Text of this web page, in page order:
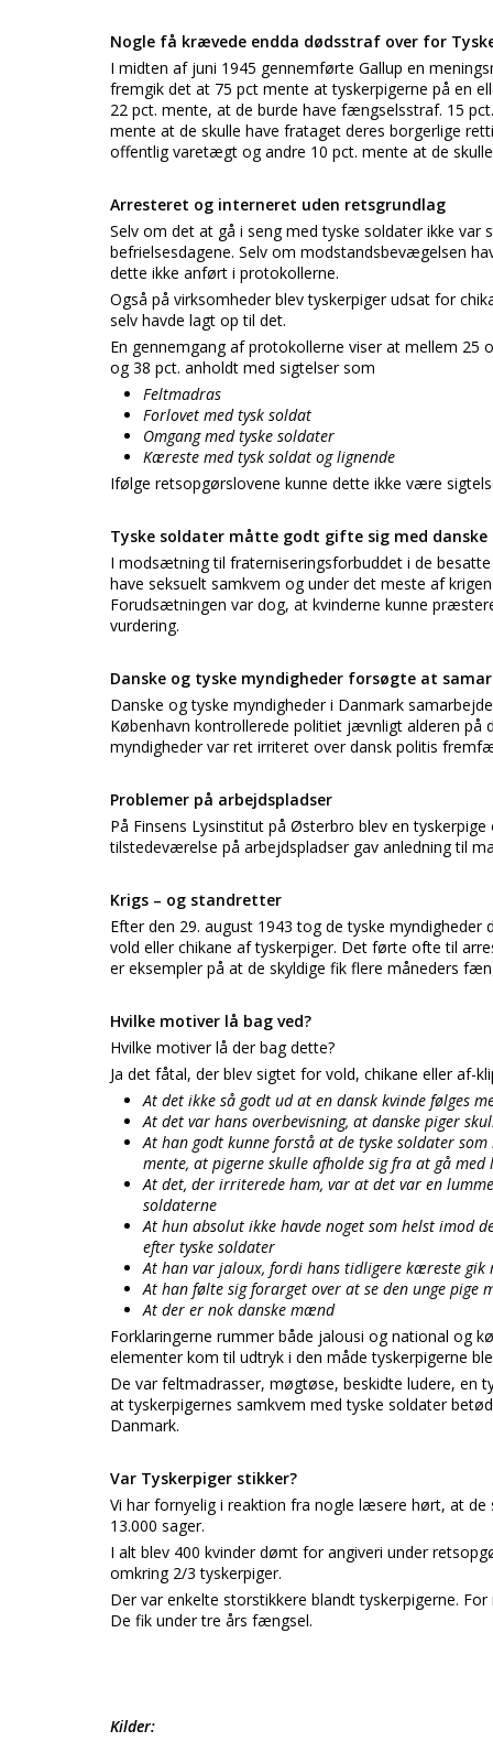
Nogle få krævede endda dødsstraf over for
I midten af juni 1945 gennemførte Gallup en
fremgik det at 75 pct mente at tyskerpigerne på en
22 pct. mente, at de burde have fængselsstraf. 15
mente at de skulle have frataget deres borgerlige
offentlig varetægt og andre 10 pct. mente at de
Arresteret og interneret uden retsgrundlag
Selv om det at gå i seng med tyske soldater ikke
befrielsesdagene. Selv om modstandsbevægelsen
dette ikke anført i protokollerne.
Også på virksomheder blev tyskerpiger udsat for
selv havde lagt op til det.
En gennemgang af protokollerne viser at mellem 25
og 38 pct. anholdt med sigtelser som
Feltmadras
Forlovet med tysk soldat
Omgang med tyske soldater
Kæreste med tysk soldat og lignende
Ifølge retsopgørslovene kunne dette ikke være
Tyske soldater måtte godt gifte sig med danske
I modsætning til fraterniseringsforbuddet i de
have seksuelt samkvem og under det meste af
Forudsætningen var dog, at kvinderne kunne
vurdering.
Danske og tyske myndigheder forsøgte at
Danske og tyske myndigheder i Danmark
København kontrollerede politiet jævnligt alderen
myndigheder var ret irriteret over dansk politis
Problemer på arbejdspladser
På Finsens Lysinstitut på Østerbro blev en
tilstedeværelse på arbejdspladser gav anledning til
Krigs – og standretter
Efter den 29. august 1943 tog de tyske
vold eller chikane af tyskerpiger. Det førte ofte til
er eksempler på at de skyldige fik flere måneders
Hvilke motiver lå bag ved?
Hvilke motiver lå der bag dette?
Ja det fåtal, der blev sigtet for vold, chikane eller af-
At det ikke så godt ud at en dansk kvinde følges
At det var hans overbevisning, at danske piger
At han godt kunne forstå at de tyske soldater
mente, at pigerne skulle afholde sig fra at gå med
At det, der irriterede ham, var at det var en
soldaterne
At hun absolut ikke havde noget som helst imod
efter tyske soldater
At han var jaloux, fordi hans tidligere kæreste gik
At han følte sig forarget over at se den unge pige
At der er nok danske mænd
Forklaringerne rummer både jalousi og national og
elementer kom til udtryk i den måde tyskerpigerne
De var feltmadrasser, møgtøse, beskidte ludere, en
at tyskerpigernes samkvem med tyske soldater
Danmark.
Var Tyskerpiger stikker?
Vi har fornyelig i reaktion fra nogle læsere hørt, at
13.000 sager.
I alt blev 400 kvinder dømt for angiveri under
omkring 2/3 tyskerpiger.
Der var enkelte storstikkere blandt tyskerpigerne.
De fik under tre års fængsel.
Kilder: